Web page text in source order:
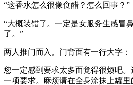
“这香水怎么很像食醋？怎么回事？”
“大概装错了。一定是女服务生感冒
了。”
两人推门而入。门背面有一行大字：
您一定感到要求太多而觉得很烦吧
一项要求。麻烦请在全身涂抹上罐里